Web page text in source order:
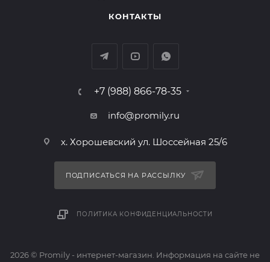
КОНТАКТЫ
+7 (988) 866-78-35
info@promily.ru
х. Хорошевский ул. Шоссейная 25/6
ПОДПИСАТЬСЯ НА РАССЫЛКУ
ПОЛИТИКА КОНФИДЕНЦИАЛЬНОСТИ
2026 © Promily - интернет-магазин. Информация на сайте не